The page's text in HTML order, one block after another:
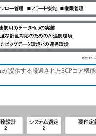
が提供する厳選されたSCPコア機能